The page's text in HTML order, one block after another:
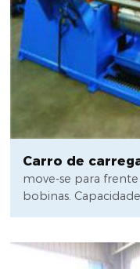
Carro de
move-se para
bobinas.